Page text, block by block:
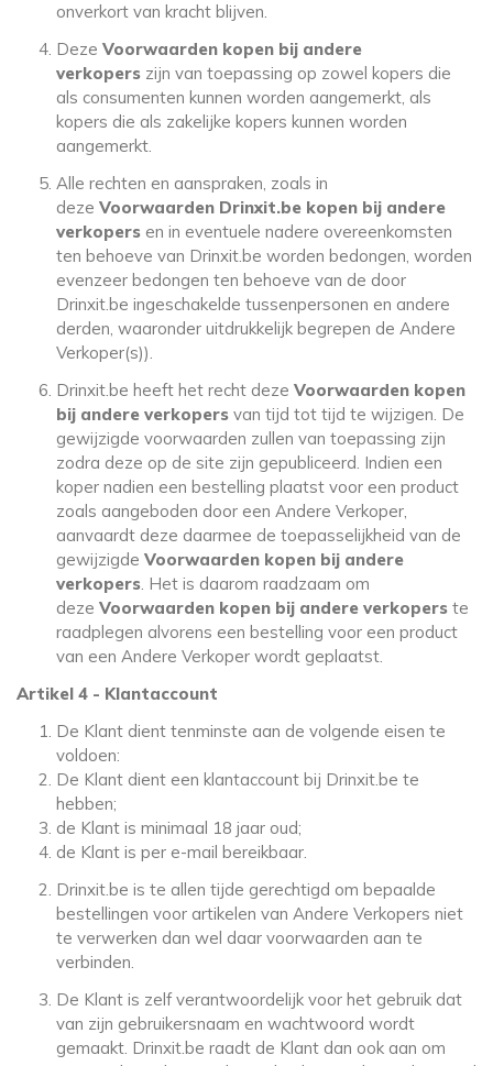
onverkort van kracht blijven.
Deze Voorwaarden kopen bij andere
verkopers zijn van toepassing op zowel kopers die
als consumenten kunnen worden aangemerkt, als
kopers die als zakelijke kopers kunnen worden
aangemerkt.
Alle rechten en aanspraken, zoals in
deze Voorwaarden Drinxit.be kopen bij andere
verkopers en in eventuele nadere overeenkomsten
ten behoeve van Drinxit.be worden bedongen, worden
evenzeer bedongen ten behoeve van de door
Drinxit.be ingeschakelde tussenpersonen en andere
derden, waaronder uitdrukkelijk begrepen de Andere
Verkoper(s)).
Drinxit.be heeft het recht deze Voorwaarden kopen
bij andere verkopers van tijd tot tijd te wijzigen. De
gewijzigde voorwaarden zullen van toepassing zijn
zodra deze op de site zijn gepubliceerd. Indien een
koper nadien een bestelling plaatst voor een product
zoals aangeboden door een Andere Verkoper,
aanvaardt deze daarmee de toepasselijkheid van de
gewijzigde Voorwaarden kopen bij andere
verkopers. Het is daarom raadzaam om
deze Voorwaarden kopen bij andere verkopers te
raadplegen alvorens een bestelling voor een product
van een Andere Verkoper wordt geplaatst.
Artikel 4 - Klantaccount
De Klant dient tenminste aan de volgende eisen te
voldoen:
De Klant dient een klantaccount bij Drinxit.be te
hebben;
de Klant is minimaal 18 jaar oud;
de Klant is per e-mail bereikbaar.
Drinxit.be is te allen tijde gerechtigd om bepaalde
bestellingen voor artikelen van Andere Verkopers niet
te verwerken dan wel daar voorwaarden aan te
verbinden.
De Klant is zelf verantwoordelijk voor het gebruik dat
van zijn gebruikersnaam en wachtwoord wordt
gemaakt. Drinxit.be raadt de Klant dan ook aan om